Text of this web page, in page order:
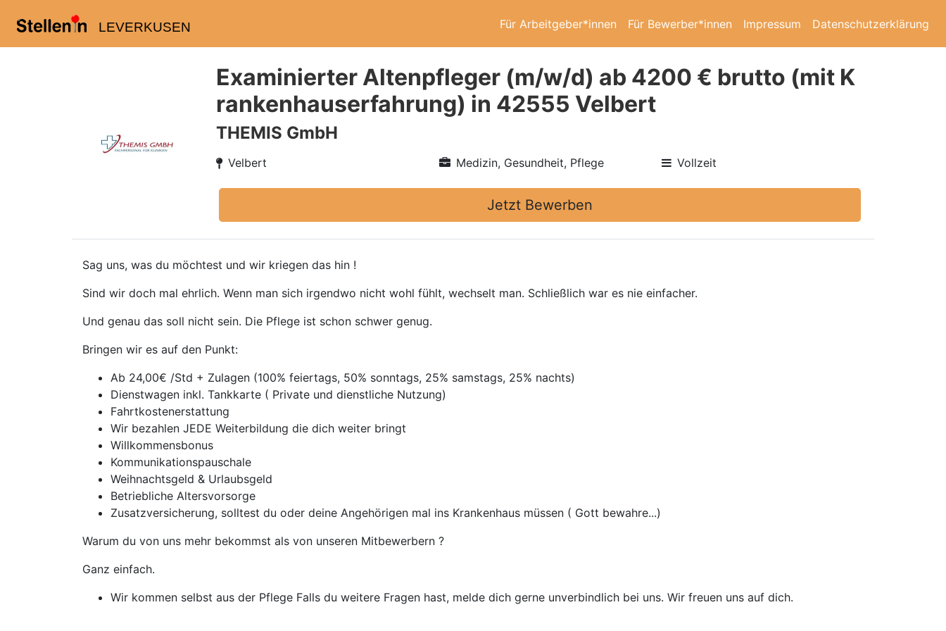
LEVERKUSEN Für Arbeitgeber*innen Für Bewerber*innen Impressum Datenschutzerklärung
Examinierter Altenpfleger (m/w/d) ab 4200 € brutto (mit K
rankenhauserfahrung) in 42555 Velbert
THEMIS GmbH
Velbert Medizin, Gesundheit, Pflege Vollzeit
Jetzt Bewerben
Sag uns, was du möchtest und wir kriegen das hin !
Sind wir doch mal ehrlich. Wenn man sich irgendwo nicht wohl fühlt, wechselt man. Schließlich war es nie einfacher.
Und genau das soll nicht sein. Die Pflege ist schon schwer genug.
Bringen wir es auf den Punkt:
Ab 24,00€ /Std + Zulagen (100% feiertags, 50% sonntags, 25% samstags, 25% nachts)
Dienstwagen inkl. Tankkarte ( Private und dienstliche Nutzung)
Fahrtkostenerstattung
Wir bezahlen JEDE Weiterbildung die dich weiter bringt
Willkommensbonus
Kommunikationspauschale
Weihnachtsgeld & Urlaubsgeld
Betriebliche Altersvorsorge
Zusatzversicherung, solltest du oder deine Angehörigen mal ins Krankenhaus müssen ( Gott bewahre...)
Warum du von uns mehr bekommst als von unseren Mitbewerbern ?
Ganz einfach.
Wir kommen selbst aus der Pflege Falls du weitere Fragen hast, melde dich gerne unverbindlich bei uns. Wir freuen uns auf dich.